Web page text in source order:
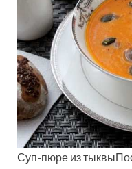
Суп-пюре из